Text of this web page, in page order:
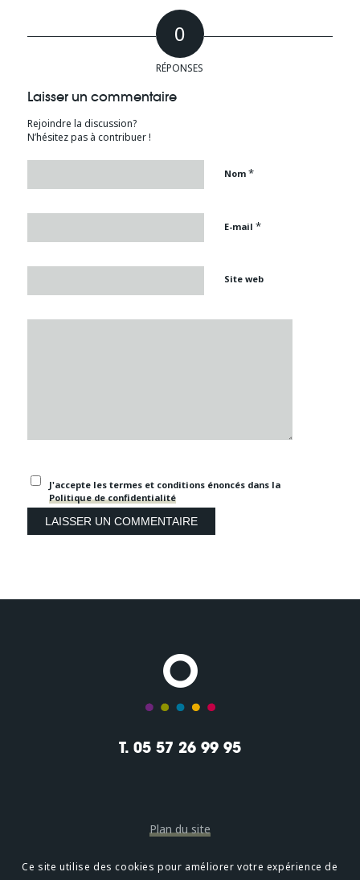
0
RÉPONSES
Laisser un commentaire
Rejoindre la discussion?
N’hésitez pas à contribuer !
Nom *
E-mail *
Site web
J'accepte les termes et conditions énoncés dans la
Politique de confidentialité
T. 05 57 26 99 95
Plan du site
Mentions légales
Ce site utilise des cookies pour améliorer votre expérience de